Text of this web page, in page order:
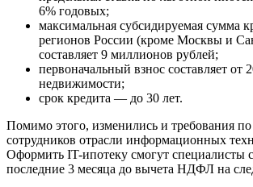
6% годовых;
максимальная субсидируемая сумма
регионов России (кроме Москвы и
составляет 9 миллионов рублей;
первоначальный взнос составляет от
недвижимости;
срок кредита — до 30 лет.
Помимо этого, изменились и требования по
сотрудников отрасли информационных
Оформить IT-ипотеку смогут специалисты
последние 3 месяца до вычета НДФЛ на